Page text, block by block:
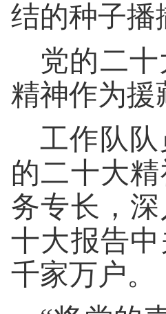
结的种子播
党的二
精神作为援
工作队
的二十大
务专长，
十大报告
千家万户。